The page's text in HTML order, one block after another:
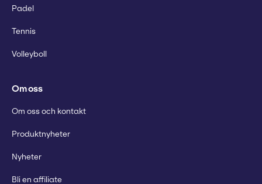
Padel
Tennis
Volleyboll
Om oss
Om oss och kontakt
Produktnyheter
Nyheter
Bli en affiliate